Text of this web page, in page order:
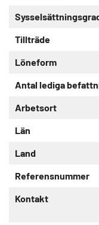
Tillträde
Löneform
Antal lediga
Arbetsort
Län
Land
Referensnummer
Kontakt